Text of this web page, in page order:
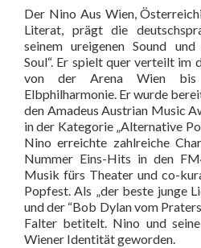
Der Nino Aus Wien,
Literat, prägt die
seinem ureigenen Sound
Soul“. Er spielt quer verteilt im
von der Arena Wien bis
Elbphilharmonie. Er wurde
den Amadeus Austrian Music
in der Kategorie „Alternative
Nino erreichte zahlreiche
Nummer Eins-Hits in den
Musik fürs Theater und co-
Popfest. Als „der beste junge
und der “Bob Dylan vom
Falter betitelt. Nino und
Wiener Identität geworden.